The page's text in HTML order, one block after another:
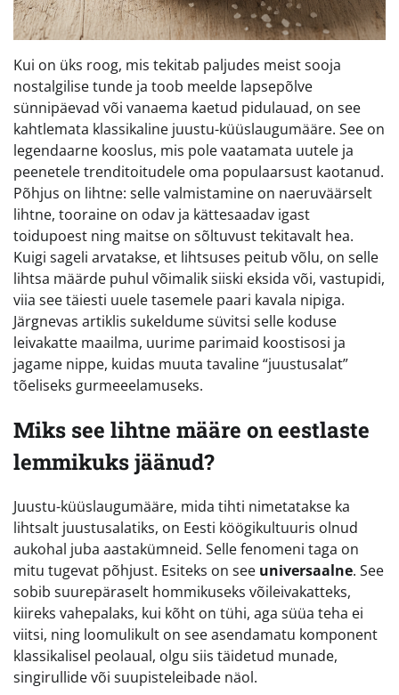
Kui on üks roog, mis tekitab paljudes meist sooja
nostalgilise tunde ja toob meelde lapsepõlve
sünnipäevad või vanaema kaetud pidulauad, on see
kahtlemata klassikaline juustu-küüslaugumääre. See on
legendaarne kooslus, mis pole vaatamata uutele ja
peenetele trenditoitudele oma populaarsust kaotanud.
Põhjus on lihtne: selle valmistamine on naeruväärselt
lihtne, tooraine on odav ja kättesaadav igast
toidupoest ning maitse on sõltuvust tekitavalt hea.
Kuigi sageli arvatakse, et lihtsuses peitub võlu, on selle
lihtsa määrde puhul võimalik siiski eksida või, vastupidi,
viia see täiesti uuele tasemele paari kavala nipiga.
Järgnevas artiklis sukeldume süvitsi selle koduse
leivakatte maailma, uurime parimaid koostisosi ja
jagame nippe, kuidas muuta tavaline “juustusalat”
tõeliseks gurmeeelamuseks.
Miks see lihtne määre on eestlaste
lemmikuks jäänud?
Juustu-küüslaugumääre, mida tihti nimetatakse ka
lihtsalt juustusalatiks, on Eesti köögikultuuris olnud
aukohal juba aastakümneid. Selle fenomeni taga on
mitu tugevat põhjust. Esiteks on see universaalne. See
sobib suurepäraselt hommikuseks võileivakatteks,
kiireks vahepalaks, kui kõht on tühi, aga süüa teha ei
viitsi, ning loomulikult on see asendamatu komponent
klassikalisel peolaual, olgu siis täidetud munade,
singirullide või suupisteleibade näol.